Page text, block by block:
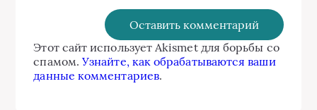
Этот сайт использует Akismet для борьбы со
спамом.Узнайте, как обрабатываются ваши
данные комментариев.